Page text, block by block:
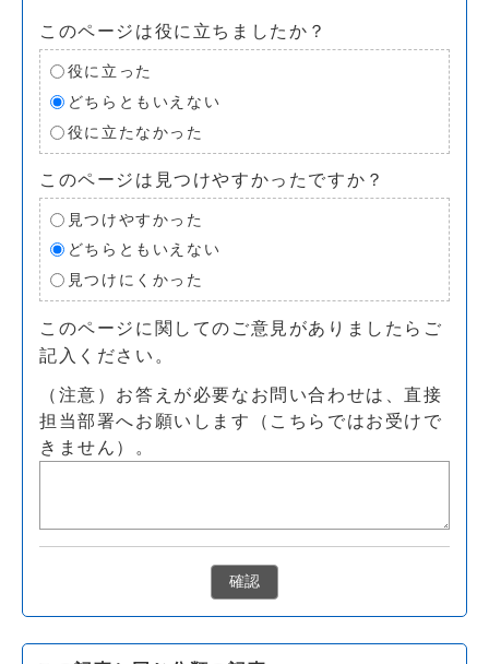
このページは役に立ちましたか？
役に立った
どちらともいえない
役に立たなかった
このページは見つけやすかったですか？
見つけやすかった
どちらともいえない
見つけにくかった
このページに関してのご意見がありましたらご
記入ください。
（注意）お答えが必要なお問い合わせは、直接
担当部署へお願いします（こちらではお受けで
きません）。
確認